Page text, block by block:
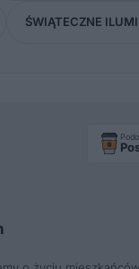
ŚWIĄTECZNE